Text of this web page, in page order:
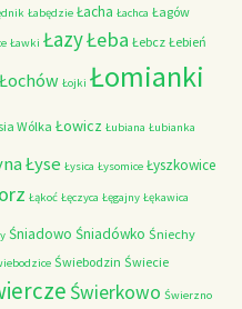
Łabędzie Łacha Łachca Łagów
Ławki ŁazyŁeba Łebcz Łebień
Łochów Łojki Łomianki
Wólka Łowicz Łubiana Łubianka
Łyse Łysica Łysomice Łyszkowice
Łąkoć Łęczyca Łęgajny Łękawica
Śniadowo Śniadówko Śniechy
Świebodzin Świecie
Świerkowo Świerzno